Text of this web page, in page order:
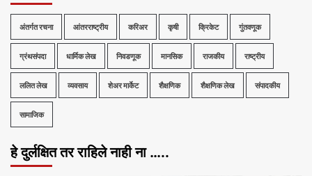
अंतर्गत रचना आंतरराष्ट्रीय करिअर कृषी क्रिकेट गुंतवणूक
ग्रंथसंपदा धार्मिक लेख निवडणूक मानसिक राजकीय राष्ट्रीय
ललित लेख व्यवसाय शेअर मार्केट शैक्षणिक शैक्षणिक लेख संपादकीय
सामाजिक
हे दुर्लक्षित तर राहिले नाही ना …..